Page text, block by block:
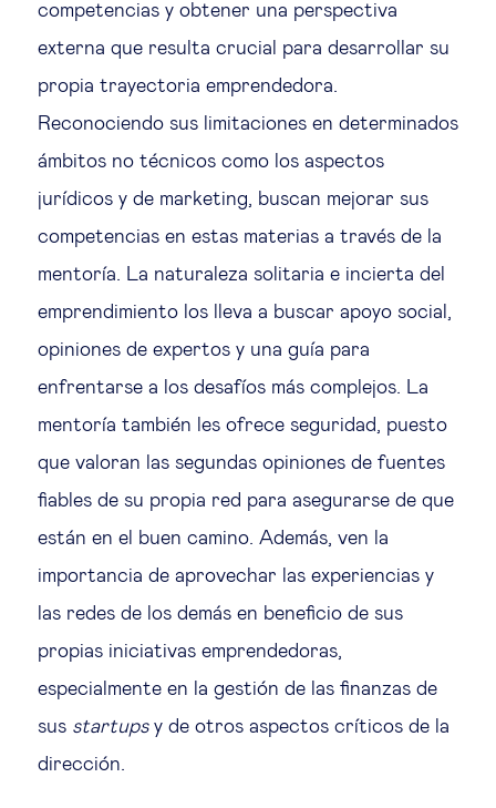
competencias y obtener una perspectiva
externa que resulta crucial para desarrollar su
propia trayectoria emprendedora.
Reconociendo sus limitaciones en determinados
ámbitos no técnicos como los aspectos
jurídicos y de marketing, buscan mejorar sus
competencias en estas materias a través de la
mentoría. La naturaleza solitaria e incierta del
emprendimiento los lleva a buscar apoyo social,
opiniones de expertos y una guía para
enfrentarse a los desafíos más complejos. La
mentoría también les ofrece seguridad, puesto
que valoran las segundas opiniones de fuentes
fiables de su propia red para asegurarse de que
están en el buen camino. Además, ven la
importancia de aprovechar las experiencias y
las redes de los demás en beneficio de sus
propias iniciativas emprendedoras,
especialmente en la gestión de las finanzas de
sus startupsy de otros aspectos críticos de la
dirección.